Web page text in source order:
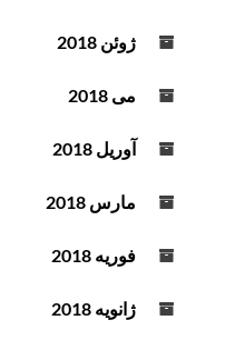
ژوئن 2018
می 2018
آوریل 2018
مارس 2018
فوریه 2018
ژانویه 2018